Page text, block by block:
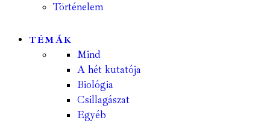
Történelem
TÉMÁK
Mind
A hét kutatója
Biológia
Csillagászat
Egyéb